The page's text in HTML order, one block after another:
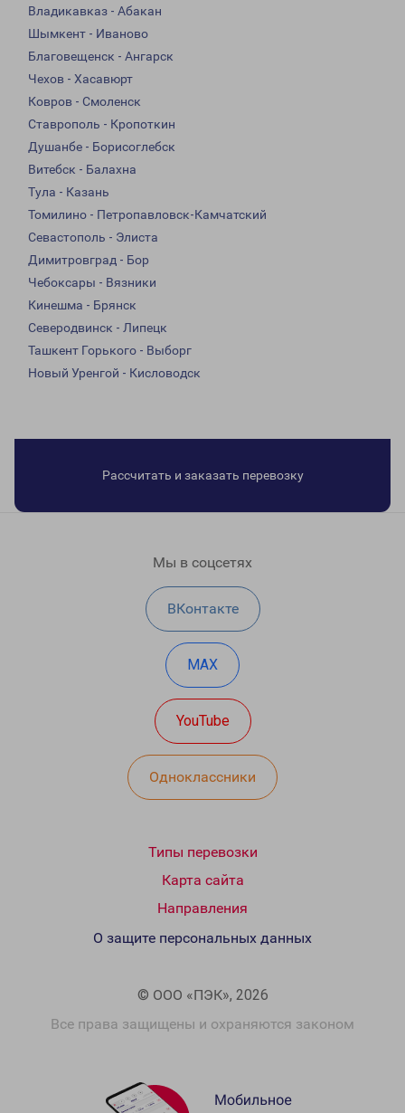
Владикавказ - Абакан
Шымкент - Иваново
Благовещенск - Ангарск
Чехов - Хасавюрт
Ковров - Смоленск
Ставрополь - Кропоткин
Душанбе - Борисоглебск
Витебск - Балахна
Тула - Казань
Томилино - Петропавловск-Камчатский
Севастополь - Элиста
Димитровград - Бор
Чебоксары - Вязники
Кинешма - Брянск
Северодвинск - Липецк
Ташкент Горького - Выборг
Новый Уренгой - Кисловодск
Рассчитать и заказать перевозку
Мы в соцсетях
ВКонтакте
MAX
YouTube
Одноклассники
Типы перевозки
Карта сайта
Направления
© ООО «ПЭК», 2026
Все права защищены и охраняются законом
О защите персональных данных